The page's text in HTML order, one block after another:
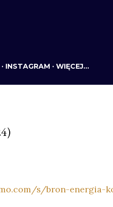
INSTAGRAM WIĘCEJ…
s/bron-energia-